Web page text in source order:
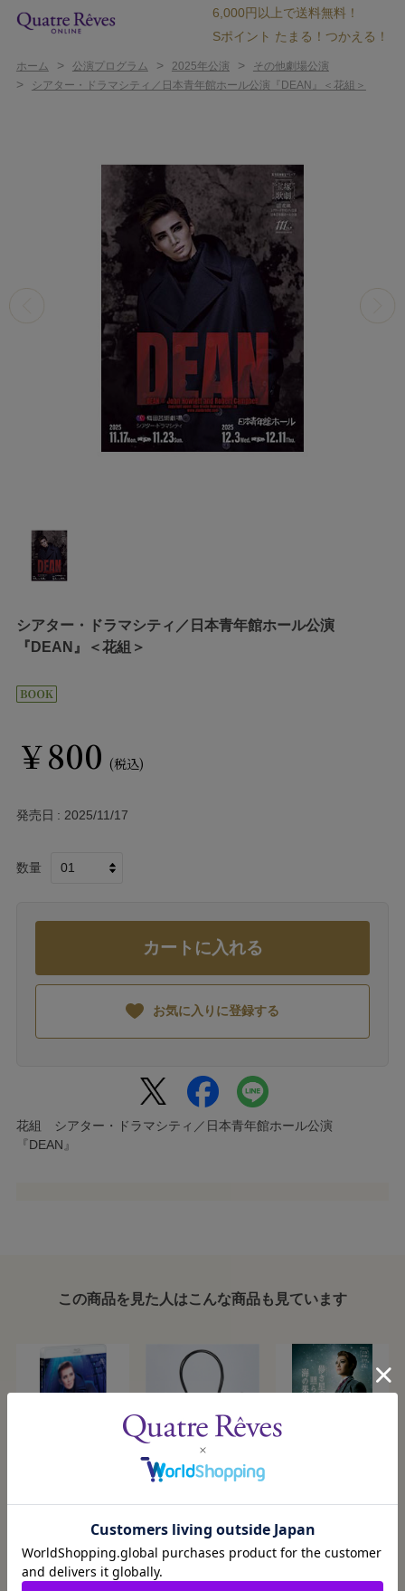
6,000円以上で送料無料！
Sポイント たまる！つかえる！
ホーム > 公演プログラム > 2025年公演 > その他劇場公演
> シアター・ドラマシティ／日本青年館ホール公演『DEAN』＜花組＞
シアター・ドラマシティ／日本青年館ホール公演
『DEAN』＜花組＞
￥800 (税込)
発売日 2025/11/17
数量
カートに入れる
お気に入りに登録する
花組 シアター・ドラマシティ／日本青年館ホール公演
『DEAN』
この商品を見た人はこんな商品も見ています
カートに入れる
クリアトートバッ
¥2,500
果てに』＜花組＞
¥800